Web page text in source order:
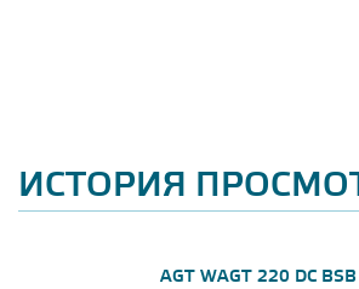
ИСТОРИЯ
AGT WAGT 220 DC BSB